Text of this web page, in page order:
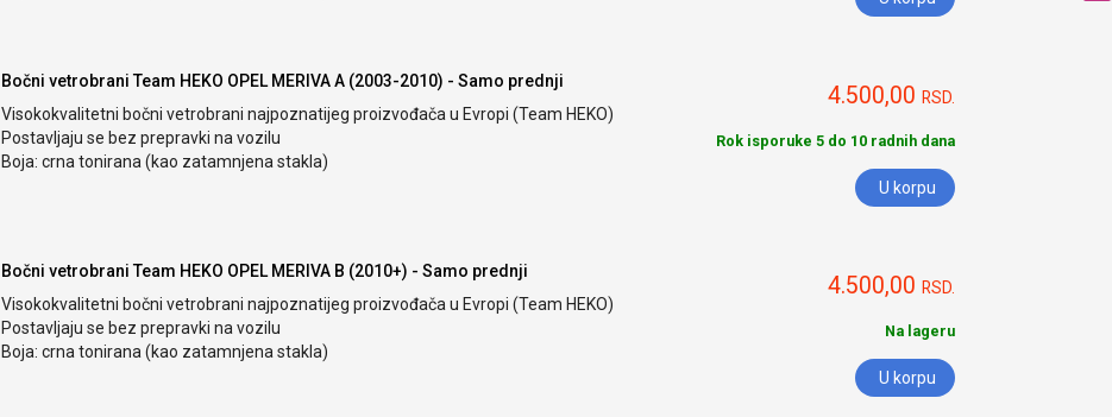
Bočni vetrobrani Team HEKO OPEL MERIVA A (2003-2010) - Samo prednji
Visokokvalitetni bočni vetrobrani najpoznatijeg proizvođača u Evropi (Team HEKO)
Postavljaju se bez prepravki na vozilu
Boja: crna tonirana (kao zatamnjena stakla)
4.500,00 RSD.
Rok isporuke 5 do 10 radnih dana
U korpu
Bočni vetrobrani Team HEKO OPEL MERIVA B (2010+) - Samo prednji
Visokokvalitetni bočni vetrobrani najpoznatijeg proizvođača u Evropi (Team HEKO)
Postavljaju se bez prepravki na vozilu
Boja: crna tonirana (kao zatamnjena stakla)
4.500,00 RSD.
Na lageru
U korpu